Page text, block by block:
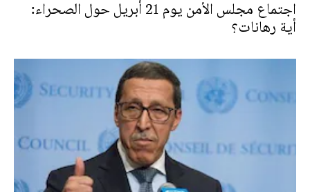
اجتماع مجلس الأمن يوم 21 أبريل حول الصحراء:
أية رهانات؟